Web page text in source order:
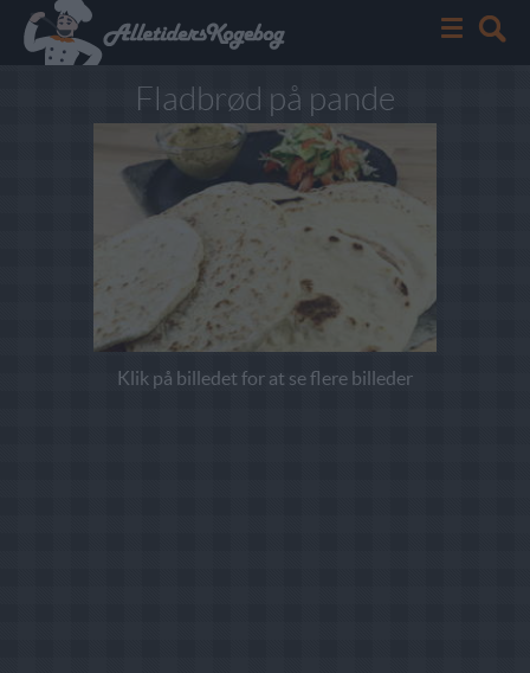
Fladbrød på pande
Klik på billedet for at se flere billeder